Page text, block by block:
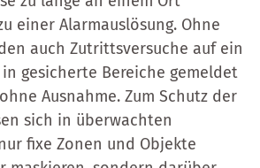
einer Alarmauslösung. Ohne
auch Zutrittsversuche auf ein
gesicherte Bereiche gemeldet
Ausnahme. Zum Schutz der
sich in überwachten
fixe Zonen und Objekte